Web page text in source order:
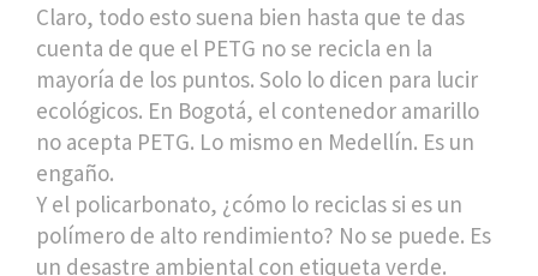
Claro, todo esto suena bien hasta que te das
cuenta de que el PETG no se recicla en la
mayoría de los puntos. Solo lo dicen para lucir
ecológicos. En Bogotá, el contenedor amarillo
no acepta PETG. Lo mismo en Medellín. Es un
engaño.
Y el policarbonato, ¿cómo lo reciclas si es un
polímero de alto rendimiento? No se puede. Es
un desastre ambiental con etiqueta verde.